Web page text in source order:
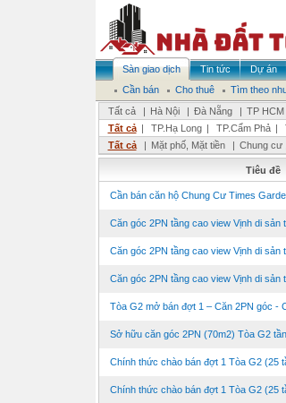
Sàn giao dịch Tin tức Dự án
Cần bán
Cho thuê
Tìm theo
Tất cả
| Hà Nội | Đà Nẵng | TP HCM
Tất cả | TP.Hạ Long | TP.Cẩm Phả |
Tất cả
| Mặt phố, Mặt tiền | Chung cư
Tiêu đề
Cần bán căn hộ Chung Cư Times
Căn góc 2PN tầng cao view Vịnh di sản
Căn góc 2PN tầng cao view Vịnh di sản
Căn góc 2PN tầng cao view Vịnh di sản
Tòa G2 mở bán đợt 1 – Căn 2PN góc -
Sở hữu căn góc 2PN (70m2) Tòa G2
Chính thức chào bán đợt 1 Tòa G2 (25
Chính thức chào bán đợt 1 Tòa G2 (25